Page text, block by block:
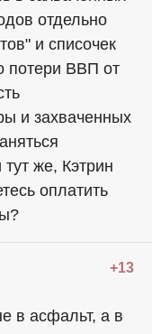
отдельно
и списочек
потери ВВП от
и захваченных
же, Кэтрин
оплатить
+13
в асфальт, а в